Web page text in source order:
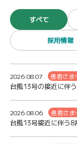
すべて
採用情報
2026.08.07 患者さま
台風13号の接近に伴
2026.08.06 患者さま
台風13号接近に伴う8